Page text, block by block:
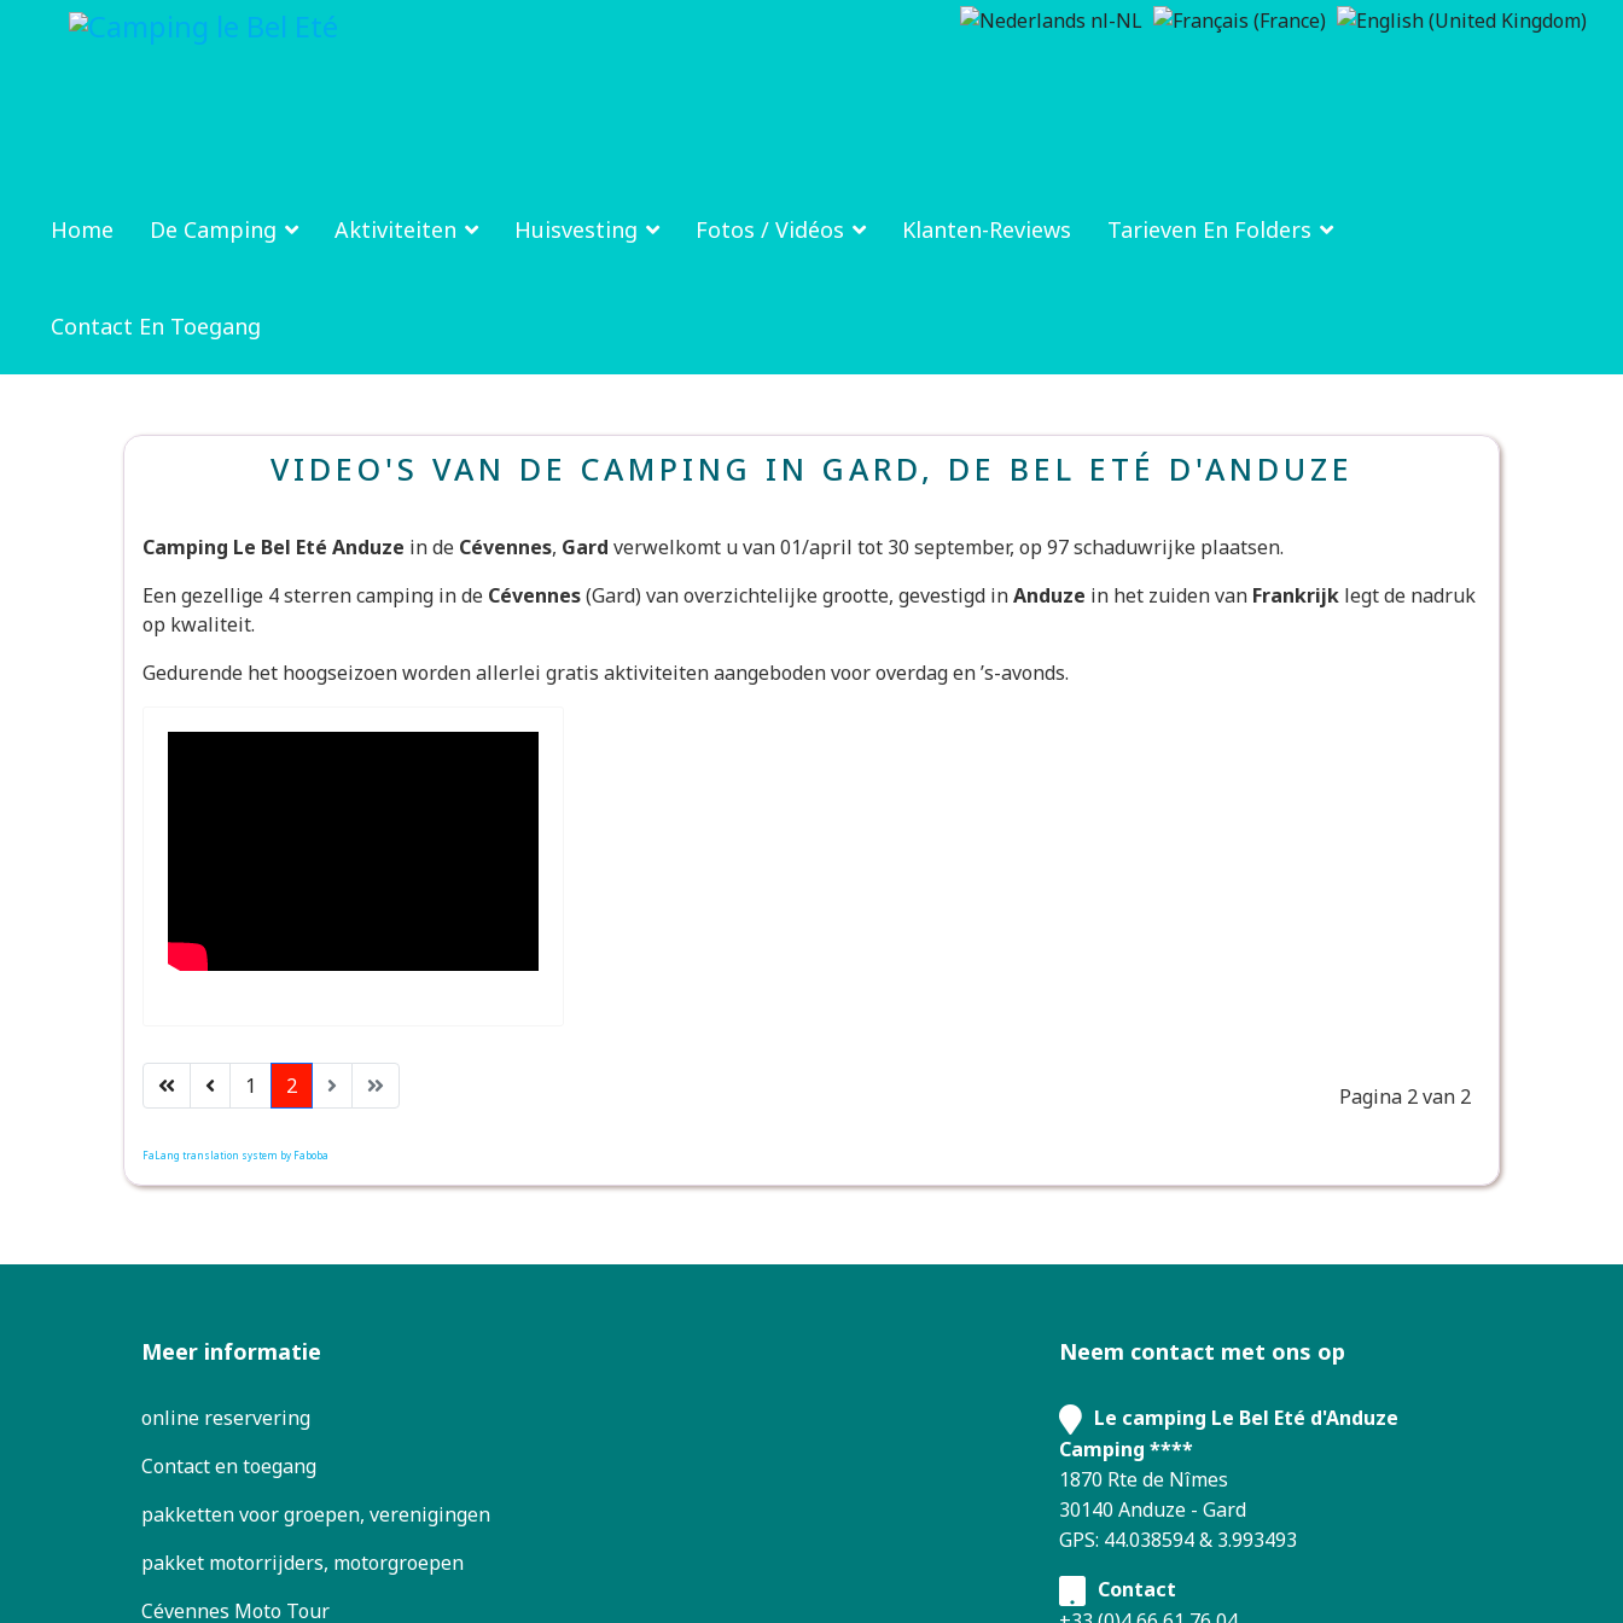
Home De Camping Aktiviteiten Huisvesting Fotos / Vidéos Klanten-Reviews Tarieven En Folders
Contact En Toegang
VIDEO'S VAN DE CAMPING IN GARD, DE BEL ETÉ D'ANDUZE
Camping Le Bel Eté Anduze in de Cévennes, Gard verwelkomt u van 01/april tot 30 september, op 97 schaduwrijke plaatsen.
Een gezellige 4 sterren camping in de Cévennes(Gard) van overzichtelijke grootte, gevestigd inAnduze in het zuiden van Frankrijk legt de nadruk
op kwaliteit.
Gedurende het hoogseizoen worden allerlei gratis aktiviteiten aangeboden voor overdag en ’s-avonds.
Pagina 2 van 2
1 2
FaLang translation system by Faboba
Meer informatie
online reservering
Contact en toegang
pakketten voor groepen, verenigingen
pakket motorrijders, motorgroepen
Cévennes Moto Tour
Neem contact met ons op
Le camping Le Bel Eté d'Anduze
Camping ****
1870 Rte de Nîmes
30140 Anduze - Gard
GPS: 44.038594 & 3.993493
Contact